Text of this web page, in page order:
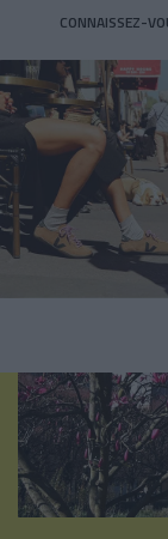
CONNAISSEZ-